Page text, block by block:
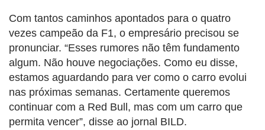
Com tantos caminhos apontados para o quatro
vezes campeão da F1, o empresário precisou se
pronunciar. “Esses rumores não têm fundamento
algum. Não houve negociações. Como eu disse,
estamos aguardando para ver como o carro evolui
nas próximas semanas. Certamente queremos
continuar com a Red Bull, mas com um carro que
permita vencer”, disse ao jornal BILD.